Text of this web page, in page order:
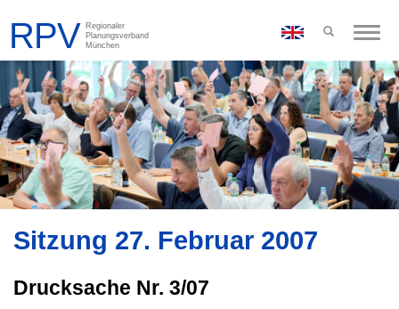
Toggle
Sitzung 27. Februar 2007
Drucksache Nr. 3/07